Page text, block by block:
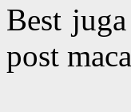
Best
post